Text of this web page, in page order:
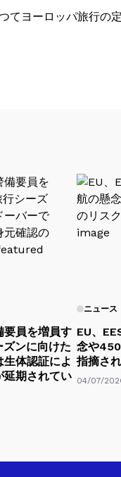
てヨーロッパ旅行の
要員を増員す
ンに向けた
体認証によ
延期されてい
ニュース
EU、
念や
指摘さ
04/07/